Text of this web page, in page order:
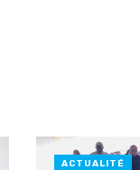
ACTUALITÉ